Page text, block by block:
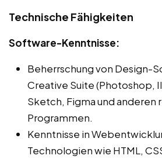
Technische Fähigkeiten
Software-Kenntnisse:
Beherrschung von Design-
Creative Suite (Photoshop,
Sketch, Figma und anderen
Programmen.
Kenntnisse in
Technologien wie HTML,